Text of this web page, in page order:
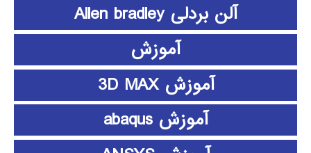
آلن بردلی Allen bradley
آموزش
آموزش 3D MAX
آموزش abaqus